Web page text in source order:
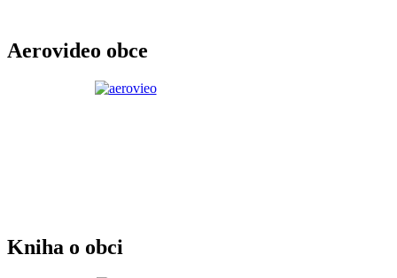
Aerovideo obce
Kniha o obci